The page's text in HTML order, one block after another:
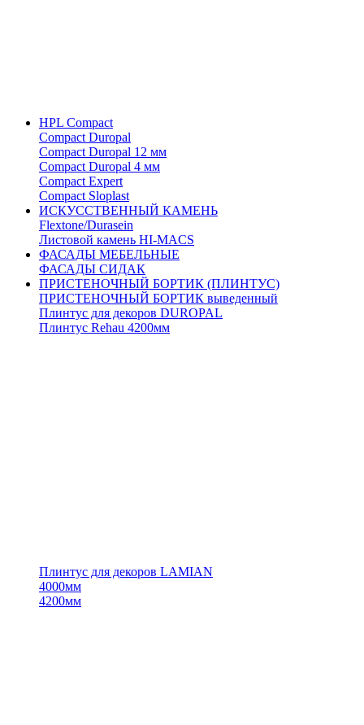
HPL Compact
Compact Duropal
Compact Duropal 12 мм
Compact Duropal 4 мм
Compact Expert
Compact Sloplast
ИСКУССТВЕННЫЙ КАМЕНЬ
Flextone/Durasein
Листовой камень HI-MACS
ФАСАДЫ МЕБЕЛЬНЫЕ
ФАСАДЫ СИДАК
ПРИСТЕНОЧНЫЙ БОРТИК (ПЛИНТУС)
ПРИСТЕНОЧНЫЙ БОРТИК выведенный
Плинтус для декоров DUROPAL
Плинтус Rehau 4200мм
Плинтус для декоров LAMIAN
4000мм
4200мм